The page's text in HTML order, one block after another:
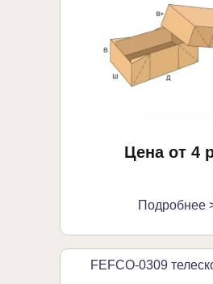
Цена от 4
Подробнее
FEFCO-0309